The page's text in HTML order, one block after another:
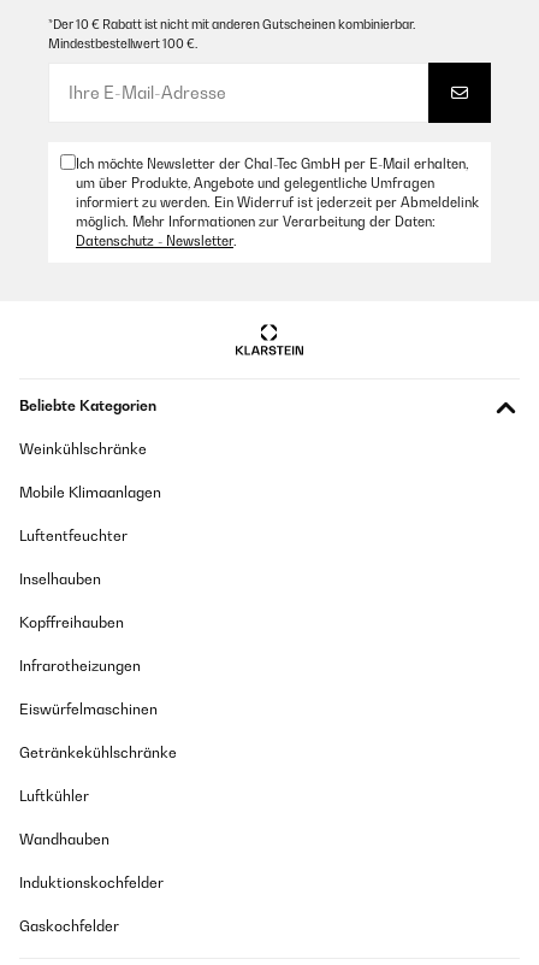
*Der 10 € Rabatt ist nicht mit anderen Gutscheinen kombinierbar.
Mindestbestellwert 100 €.
Ich möchte Newsletter der Chal-Tec GmbH per E-Mail erhalten,
um über Produkte, Angebote und gelegentliche Umfragen
informiert zu werden. Ein Widerruf ist jederzeit per Abmeldelink
möglich. Mehr Informationen zur Verarbeitung der Daten:
Datenschutz - Newsletter.
Beliebte Kategorien
Weinkühlschränke
Mobile Klimaanlagen
Luftentfeuchter
Inselhauben
Kopffreihauben
Infrarotheizungen
Eiswürfelmaschinen
Getränkekühlschränke
Luftkühler
Wandhauben
Induktionskochfelder
Gaskochfelder